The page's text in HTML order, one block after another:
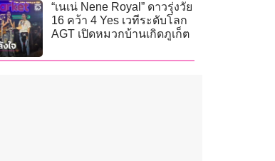
“เนเน่ Nene Royal” ดาวรุ่งวัย
16 คว้า 4 Yes เวทีระดับโลก
AGT เปิดหมวกบ้านเกิดภูเก็ต